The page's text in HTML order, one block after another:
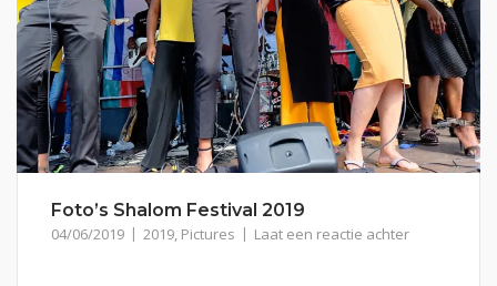
Foto’s Shalom Festival 2019
04/06/2019 2019, Pictures Laat een reactie achter